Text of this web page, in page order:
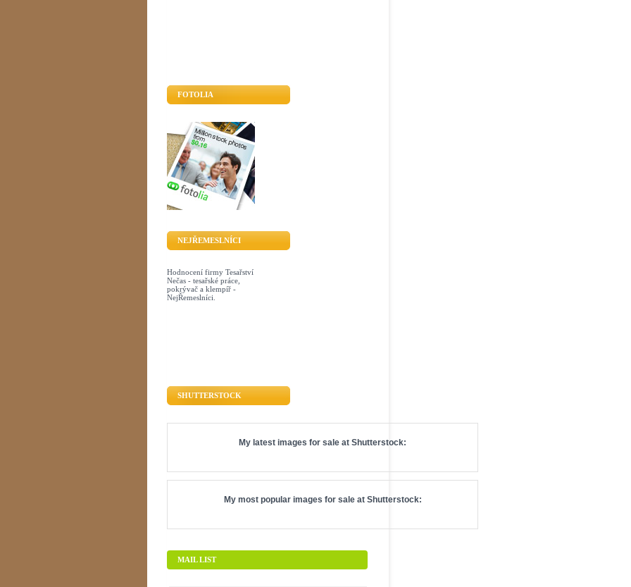
FOTOLIA
NEJŘEMESLNÍCI
Hodnocení firmy Tesařství
Nečas - tesařské práce,
pokrývač a klempíř -
NejŘemeslníci.
SHUTTERSTOCK
My latest images for sale at Shutterstock:
My most popular images for sale at Shutterstock:
MAIL LIST